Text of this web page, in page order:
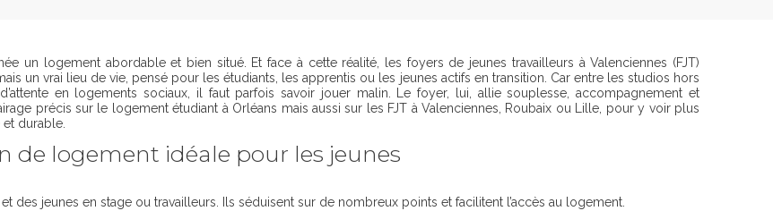
un logement abordable et bien situé. Et face à cette réalité, les foyers de jeunes travailleurs à Valenciennes (FJT)
un vrai lieu de vie, pensé pour les étudiants, les apprentis ou les jeunes actifs en transition. Car entre les studios hors
en logements sociaux, il faut parfois savoir jouer malin. Le foyer, lui, allie souplesse, accompagnement et
précis sur le logement étudiant à Orléans mais aussi sur les FJT à Valenciennes, Roubaix ou Lille, pour y voir plus
durable.
de logement idéale pour les jeunes
des jeunes en stage ou travailleurs. Ils séduisent sur de nombreux points et facilitent l’accès au logement.